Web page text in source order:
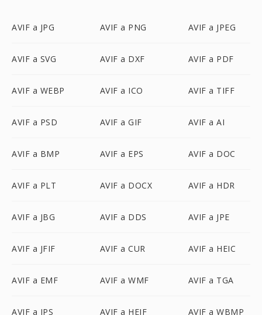
AVIF a JPG AVIF a PNG AVIF a JPEG
AVIF a SVG AVIF a DXF AVIF a PDF
AVIF a WEBP AVIF a ICO AVIF a TIFF
AVIF a PSD AVIF a GIF AVIF a AI
AVIF a BMP AVIF a EPS AVIF a DOC
AVIF a PLT AVIF a DOCX AVIF a HDR
AVIF a JBG AVIF a DDS AVIF a JPE
AVIF a JFIF AVIF a CUR AVIF a HEIC
AVIF a EMF AVIF a WMF AVIF a TGA
AVIF a JPS AVIF a HEIF AVIF a WBMP